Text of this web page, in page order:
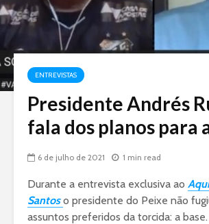
ENTREVISTAS
Presidente Andrés
fala dos planos para
6 de julho de 2021 1 min read
Durante a entrevista exclusiva ao
Santoso presidente do Peixe não
assuntos preferidos da torcida: a